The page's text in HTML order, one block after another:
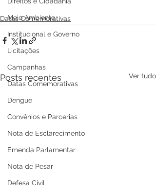
Meio Ambiente
Institucional e Governo
Licitações
Campanhas
Datas Comemorativas
Dengue
Convênios e Parcerias
Nota de Esclarecimento
Emenda Parlamentar
Nota de Pesar
Defesa Civil
Datas Comemorativas
Posts recentes Ver tudo